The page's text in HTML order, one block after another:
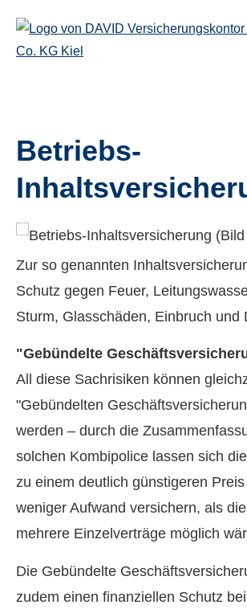
Betriebs-
Zur so genannten
Schutz gegen Feuer,
Sturm, Glasschäden, Einbruch und
"Gebündelte
All diese Sachrisiken können
"Gebündelten
werden – durch die
solchen Kombipolice lassen sich
zu einem deutlich günstigeren
weniger Aufwand ver­sichern, als
mehrere Einzelverträge möglich
Die Gebündelte
zudem einen finanziellen Schutz bei